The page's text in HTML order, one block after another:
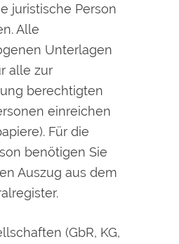
juristische Person
Alle
Unterlagen
alle zur
berechtigten
einreichen
Für die
benötigen Sie
Auszug aus dem
(GbR, KG,